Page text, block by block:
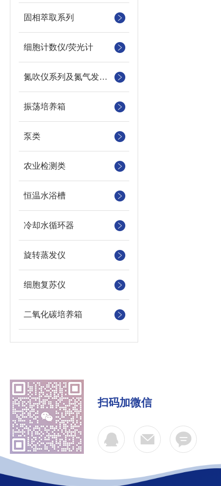
固相萃取系列
细胞计数仪/荧光计
氮吹仪系列及氮气发生器
振荡培养箱
泵类
农业检测类
恒温水浴槽
冷却水循环器
旋转蒸发仪
细胞复苏仪
二氧化碳培养箱
扫码加微信